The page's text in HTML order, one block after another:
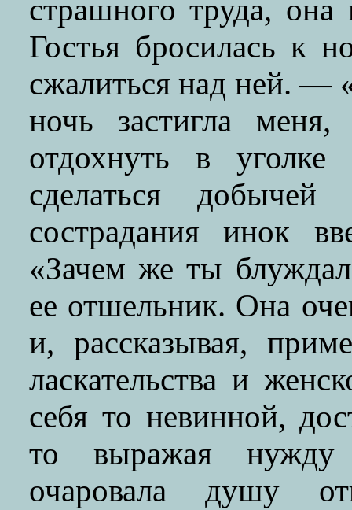
страшного труда,
Гостья бросилась к
сжалиться над ней. —
ночь застигла
отдохнуть в
сделаться
сострадания инок
«Зачем же ты
ее отшельник. Она
и, рассказывая,
ласкательства и
себя то невинной,
то выражая нужду
очаровала душу